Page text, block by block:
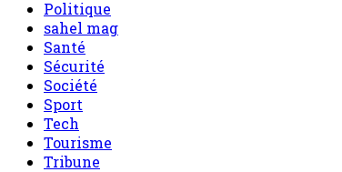
Politique
sahel mag
Santé
Sécurité
Société
Sport
Tech
Tourisme
Tribune